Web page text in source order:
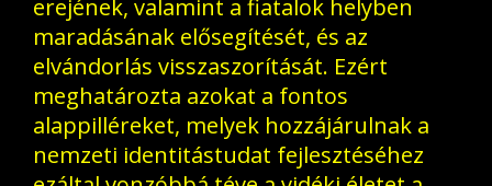
erejének, valamint a fiatalok helyben
maradásának elősegítését, és az
elvándorlás visszaszorítását. Ezért
meghatározta azokat a fontos
alappilléreket, melyek hozzájárulnak a
nemzeti identitástudat fejlesztéséhez